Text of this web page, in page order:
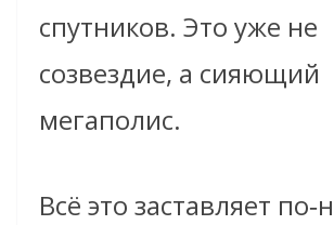
спутников. Это уже не
созвездие, а сияющий
мегаполис.
Всё это заставляет